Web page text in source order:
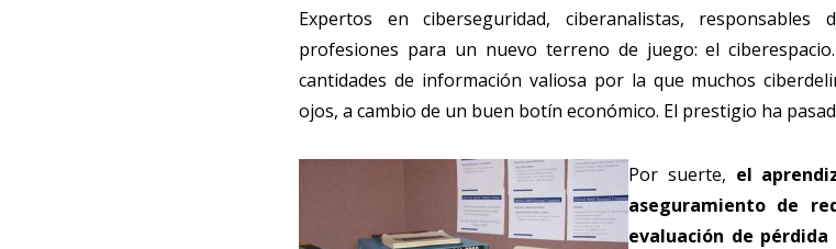
Expertos en ciberseguridad, ciberanalistas, responsables
profesiones para un nuevo terreno de juego: el
cantidades de información valiosa por la que muchos
ojos, a cambio de un buen botín económico. El prestigio ha
Por suerte, el
aseguramiento de
evaluación de